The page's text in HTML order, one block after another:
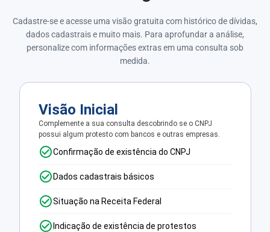
Cadastre-se e acesse uma visão gratuita com histórico de dívidas,
dados cadastrais e muito mais. Para aprofundar a análise,
personalize com informações extras em uma consulta sob
medida.
Visão Inicial
Complemente a sua consulta descobrindo se o CNPJ
possui algum protesto com bancos e outras empresas.
Confirmação de existência do CNPJ
Dados cadastrais básicos
Situação na Receita Federal
Indicação de existência de protestos